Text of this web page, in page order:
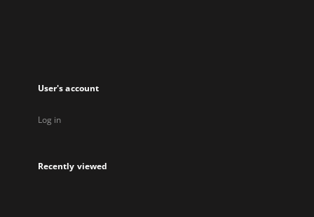
User's account
Log in
Recently viewed